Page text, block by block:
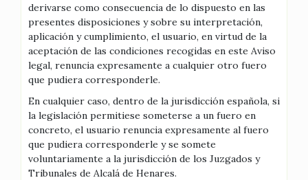
derivarse como consecuencia de lo dispuesto en las
presentes disposiciones y sobre su interpretación,
aplicación y cumplimiento, el usuario, en virtud de la
aceptación de las condiciones recogidas en este Aviso
legal, renuncia expresamente a cualquier otro fuero
que pudiera corresponderle.
En cualquier caso, dentro de la jurisdicción española, si
la legislación permitiese someterse a un fuero en
concreto, el usuario renuncia expresamente al fuero
que pudiera corresponderle y se somete
voluntariamente a la jurisdicción de los Juzgados y
Tribunales de Alcalá de Henares.